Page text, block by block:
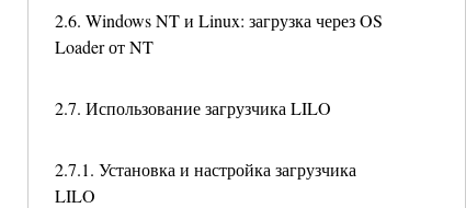
2.6. Windows NT и Linux: загрузка через OS
Loader от NT
2.7. Использование загрузчика LILO
2.7.1. Установка и настройка загрузчика
LILO